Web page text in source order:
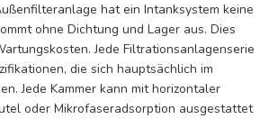
hat ein Intanksystem keine
ohne Dichtung und Lager aus. Dies
Jede Filtrationsanlagenserie
die sich hauptsächlich im
Jede Kammer kann mit horizontaler
oder Mikrofaseradsorption ausgestattet